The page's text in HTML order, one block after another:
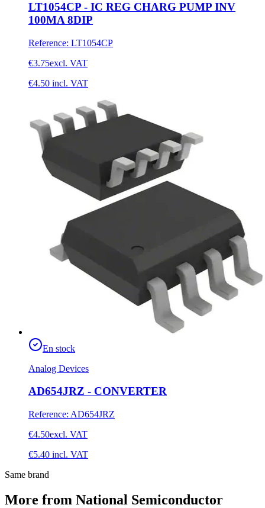
LT1054CP - IC REG CHARG PUMP INV
100MA 8DIP
Reference: LT1054CP
€3.75excl. VAT
€4.50 incl. VAT
En stock
Analog Devices
AD654JRZ - CONVERTER
Reference: AD654JRZ
€4.50excl. VAT
€5.40 incl. VAT
Same brand
More from National Semiconductor